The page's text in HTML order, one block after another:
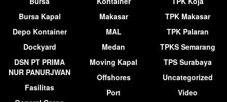
Bursa Kapal
Depo Kontainer
Dockyard
DSN PT PRIMA
NUR PANURJWAN
Fasilitas
Makasar
MAL
Medan
Moving Kapal
Offshores
Port
TPK Makasar
TPK Palaran
TPKS Semarang
TPS Surabaya
Uncategorized
Video